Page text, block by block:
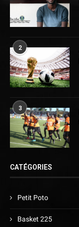
2
3
CATÉGORIES
Petit Poto
Basket 225